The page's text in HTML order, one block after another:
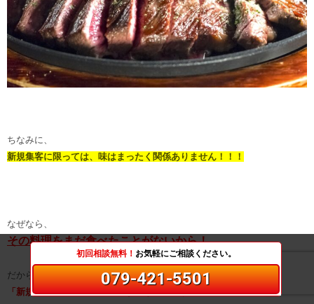
ちなみに、
新規集客に限っては、味はまったく関係ありません！！！
なぜなら、
その料理をまだ食べたことがないから！
だから、味なんて
「新規のお客様」はわかるはずがないのです。
初回相談無料！ お気軽にご相談ください。
079-421-5501